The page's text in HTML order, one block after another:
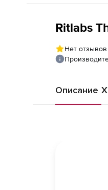
Ritlabs
Нет отзывов
Описание